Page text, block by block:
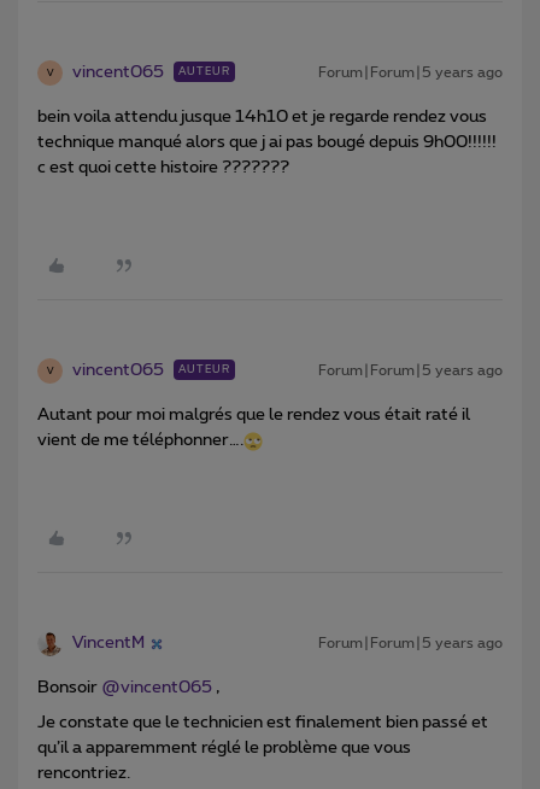
V vincent065 AUTEUR Forum|Forum|5 years ago
bein voila attendu jusque 14h10 et je regarde rendez vous
technique manqué alors que j ai pas bougé depuis 9h00!!!!!!
c est quoi cette histoire ???????
V vincent065 AUTEUR Forum|Forum|5 years ago
Autant pour moi malgrés que le rendez vous était raté il
vient de me téléphonner….
VincentM Forum|Forum|5 years ago
Bonsoir @vincent065 ,
Je constate que le technicien est finalement bien passé et
qu’il a apparemment réglé le problème que vous
rencontriez.